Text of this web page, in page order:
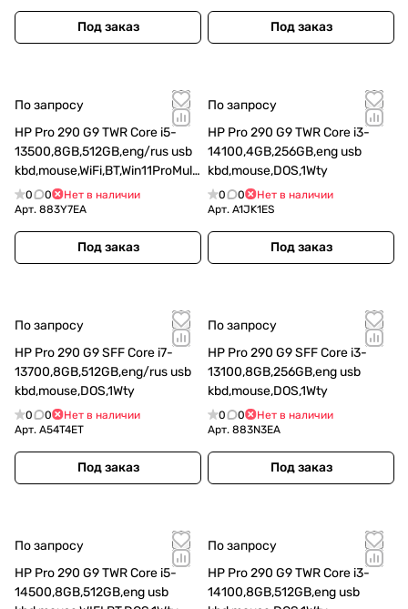
Под заказ Под заказ
По запросу
HP Pro 290 G9 TWR Core i5-
13500,8GB,512GB,eng/rus usb
kbd,mouse,WiFi,BT,Win11ProMulti
lang,1Wty
0 0
Нет в наличии
Арт. 883Y7EA
Под заказ
По запросу
HP Pro 290 G9 TWR Core i3-
14100,4GB,256GB,eng usb
kbd,mouse,DOS,1Wty
0 0
Нет в наличии
Арт. A1JK1ES
Под заказ
По запросу
HP Pro 290 G9 SFF Core i7-
13700,8GB,512GB,eng/rus usb
kbd,mouse,DOS,1Wty
0 0
Нет в наличии
Арт. A54T4ET
Под заказ
По запросу
HP Pro 290 G9 SFF Core i3-
13100,8GB,256GB,eng usb
kbd,mouse,DOS,1Wty
0 0
Нет в наличии
Арт. 883N3EA
Под заказ
По запросу
HP Pro 290 G9 TWR Core i5-
14500,8GB,512GB,eng usb
По запросу
HP Pro 290 G9 TWR Core i3-
14100,8GB,512GB,eng usb